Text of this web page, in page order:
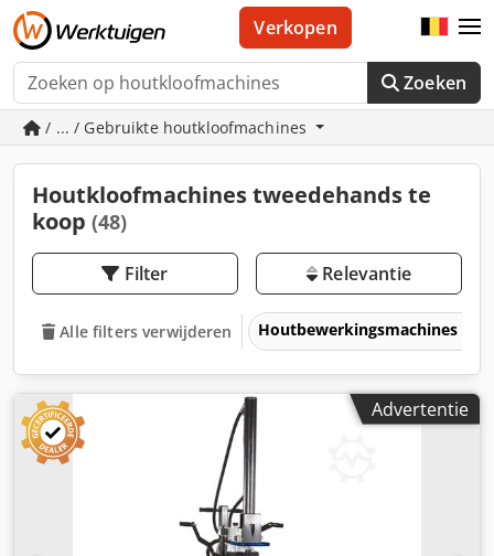
Zoeken
Verkopen
/ ... / Gebruikte houtkloofmachines
Houtkloofmachines tweedehands te
koop (48)
Filter Relevantie
Alle filters verwijderen Houtbewerkingsmachines
Advertentie